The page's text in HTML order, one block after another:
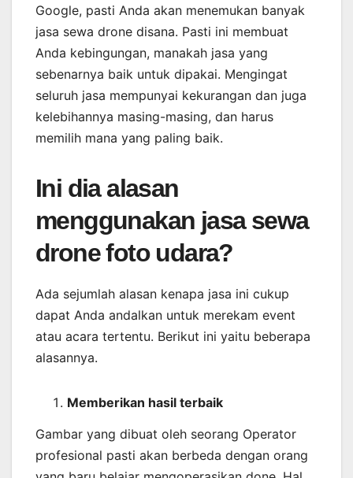
Google, pasti Anda akan menemukan banyak
jasa sewa drone disana. Pasti ini membuat
Anda kebingungan, manakah jasa yang
sebenarnya baik untuk dipakai. Mengingat
seluruh jasa mempunyai kekurangan dan juga
kelebihannya masing-masing, dan harus
memilih mana yang paling baik.
Ini dia alasan
menggunakan jasa sewa
drone foto udara?
Ada sejumlah alasan kenapa jasa ini cukup
dapat Anda andalkan untuk merekam event
atau acara tertentu. Berikut ini yaitu beberapa
alasannya.
Memberikan hasil terbaik
Gambar yang dibuat oleh seorang Operator
profesional pasti akan berbeda dengan orang